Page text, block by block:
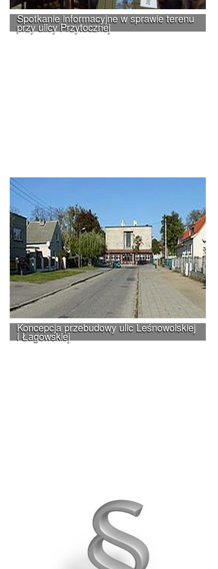
Spotkanie informacyjne w sprawie terenu
przy ulicy Przytocznej
Koncepcja przebudowy ulic Leśnowolskiej
i Łagowskiej